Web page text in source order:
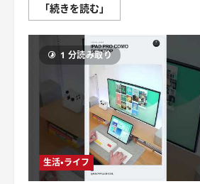
「続きを読む」
ー
ー
ド
メ
イ
ン
更
新
料：
賢
い
管
理
で
オ
ン
1 分読み取り
生活・ライフ